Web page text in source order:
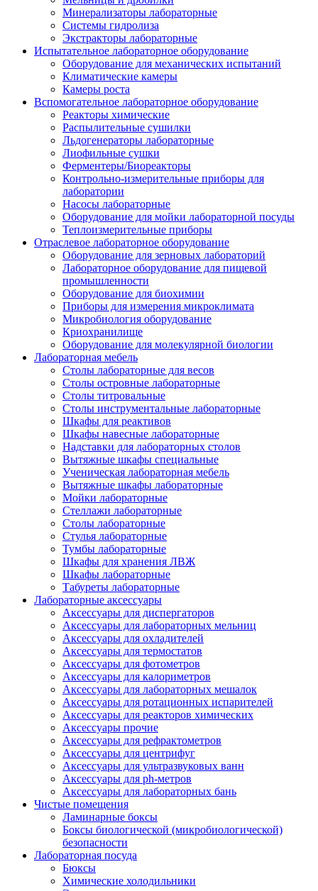
Минерализаторы лабораторные
Системы гидролиза
Экстракторы лабораторные
Испытательное лабораторное оборудование
Оборудование для механических испытаний
Климатические камеры
Камеры роста
Вспомогательное лабораторное оборудование
Реакторы химические
Распылительные сушилки
Льдогенераторы лабораторные
Лиофильные сушки
Ферментеры/Биореакторы
Контрольно-измерительные приборы для
лаборатории
Насосы лабораторные
Оборудование для мойки лабораторной посуды
Теплоизмерительные приборы
Отраслевое лабораторное оборудование
Оборудование для зерновых лабораторий
Лабораторное оборудование для пищевой
промышленности
Оборудование для биохимии
Приборы для измерения микроклимата
Микробиология оборудование
Криохранилище
Оборудование для молекулярной биологии
Лабораторная мебель
Столы лабораторные для весов
Столы островные лабораторные
Столы титровальные
Столы инструментальные лабораторные
Шкафы для реактивов
Шкафы навесные лабораторные
Надставки для лабораторных столов
Вытяжные шкафы специальные
Ученическая лабораторная мебель
Вытяжные шкафы лабораторные
Мойки лабораторные
Стеллажи лабораторные
Столы лабораторные
Стулья лабораторные
Тумбы лабораторные
Шкафы для хранения ЛВЖ
Шкафы лабораторные
Табуреты лабораторные
Лабораторные аксессуары
Аксессуары для диспергаторов
Аксессуары для лабораторных мельниц
Аксессуары для охладителей
Аксессуары для термостатов
Аксессуары для фотометров
Аксессуары для калориметров
Аксессуары для лабораторных мешалок
Аксессуары для ротационных испарителей
Аксессуары для реакторов химических
Аксессуары прочие
Аксессуары для рефрактометров
Аксессуары для центрифуг
Аксессуары для ультразвуковых ванн
Аксессуары для ph-метров
Аксессуары для лабораторных бань
Чистые помещения
Ламинарные боксы
Боксы биологической (микробиологической)
безопасности
Лабораторная посуда
Бюксы
Химические холодильники